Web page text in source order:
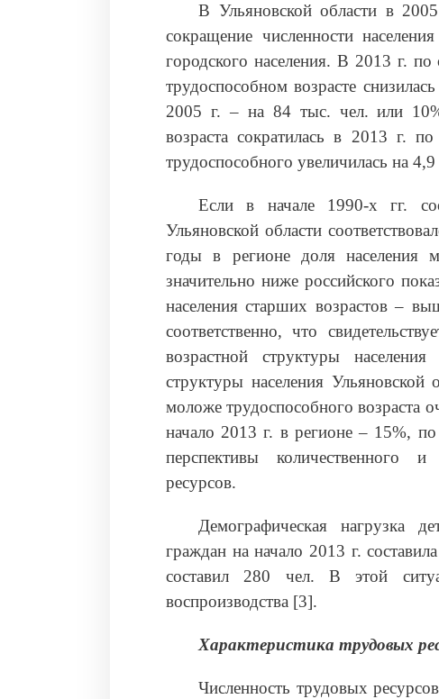
В Ульяновской области в
сокращение численности
городского населения. В 2013 г.
трудоспособном возрасте
2005 г. – на 84 тыс. чел. или
возраста сократилась в 2013 г.
трудоспособного увеличилась на
Если в начале 1990-х гг.
Ульяновской области
годы в регионе доля населения
значительно ниже российского
населения старших возрастов –
соответственно, что
возрастной структуры
структуры населения
моложе трудоспособного возраста
начало 2013 г. в регионе – 15%,
перспективы количественного и
ресурсов.
Демографическая нагрузка
граждан на начало 2013 г.
составил 280 чел. В этой
воспроизводства [3].
Характеристика трудовых
Численность трудовых